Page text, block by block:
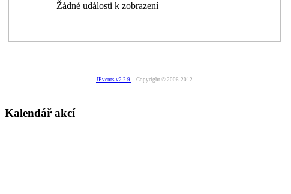
Žádné události k zobrazení
JEvents v2.2.9 Copyright © 2006-2012
Kalendář akcí